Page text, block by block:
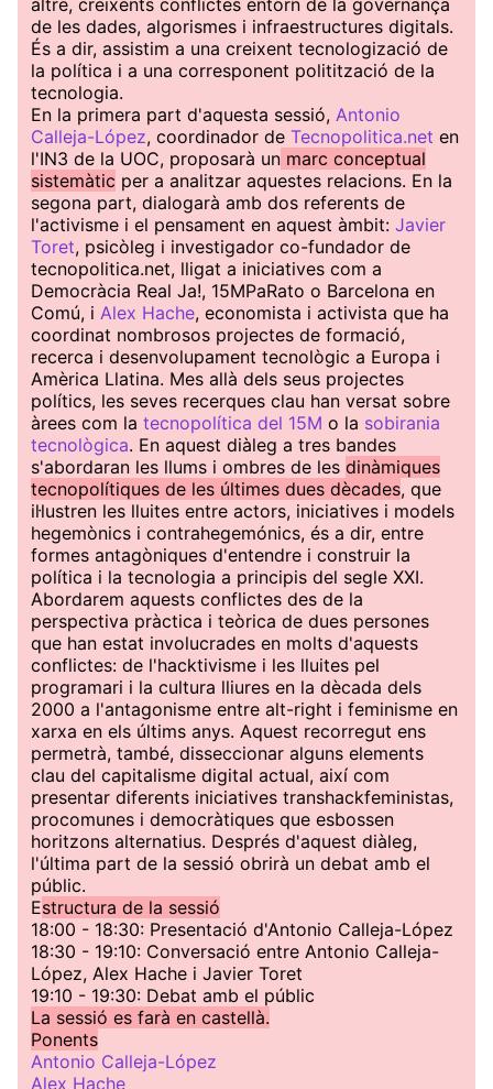
altre, creixents conflictes entorn de la governança
de les dades, algorismes i infraestructures digitals.
És a dir, assistim a una creixent tecnologizació de
la política i a una corresponent politització de la
tecnologia.
En la primera part d'aquesta sessió, Antonio
Calleja-López, coordinador de Tecnopolitica.net en
l'IN3 de la UOC, proposarà un marc conceptual
sistemàtic per a analitzar aquestes relacions. En la
segona part, dialogarà amb dos referents de
l'activisme i el pensament en aquest àmbit: Javier
Toret, psicòleg i investigador co-fundador de
tecnopolitica.net, lligat a iniciatives com a
Democràcia Real Ja!, 15MPaRato o Barcelona en
Comú, i Alex Hache, economista i activista que ha
coordinat nombrosos projectes de formació,
recerca i desenvolupament tecnològic a Europa i
Amèrica Llatina. Mes allà dels seus projectes
polítics, les seves recerques clau han versat sobre
àrees com la tecnopolítica del 15M o la sobirania
tecnològica. En aquest diàleg a tres bandes
s'abordaran les llums i ombres de les dinàmiques
tecnopolítiques de les últimes dues dècades, que
il·lustren les lluites entre actors, iniciatives i models
hegemònics i contrahegemónics, és a dir, entre
formes antagòniques d'entendre i construir la
política i la tecnologia a principis del segle XXI.
Abordarem aquests conflictes des de la
perspectiva pràctica i teòrica de dues persones
que han estat involucrades en molts d'aquests
conflictes: de l'hacktivisme i les lluites pel
programari i la cultura lliures en la dècada dels
2000 a l'antagonisme entre alt-right i feminisme en
xarxa en els últims anys. Aquest recorregut ens
permetrà, també, disseccionar alguns elements
clau del capitalisme digital actual, així com
presentar diferents iniciatives transhackfeministas,
procomunes i democràtiques que esbossen
horitzons alternatius. Després d'aquest diàleg,
l'última part de la sessió obrirà un debat amb el
públic.
Estructura de la sessió
18:00 - 18:30: Presentació d'Antonio Calleja-López
18:30 - 19:10: Conversació entre Antonio Calleja-
López, Alex Hache i Javier Toret
19:10 - 19:30: Debat amb el públic
La sessió es farà en castellà.
Ponents
Antonio Calleja-López
Alex Hache